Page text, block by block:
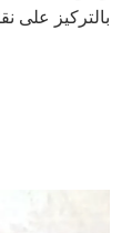
بالتركيز على